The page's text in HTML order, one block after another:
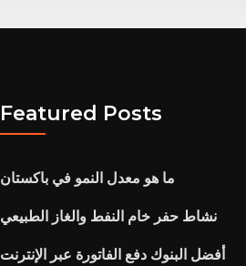
Featured Posts
ما هو معدل النمو في باكستان
نشاط حفر خام النفط والغاز الطبيعي
أفضل البنوك دفع الفاتورة عبر الإنترنت